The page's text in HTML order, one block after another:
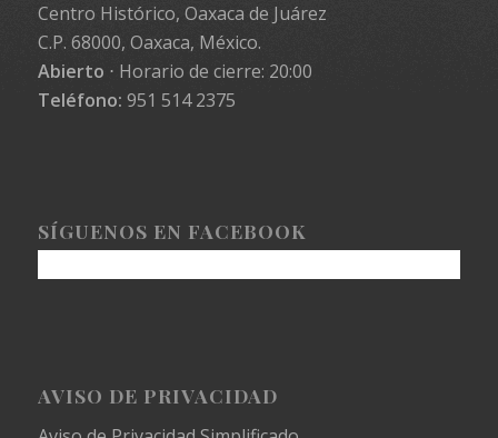
Centro Histórico, Oaxaca de Juárez
C.P. 68000, Oaxaca, México.
Abierto ⋅ Horario de cierre: 20:00
Teléfono: 951 514 2375
SÍGUENOS EN FACEBOOK
AVISO DE PRIVACIDAD